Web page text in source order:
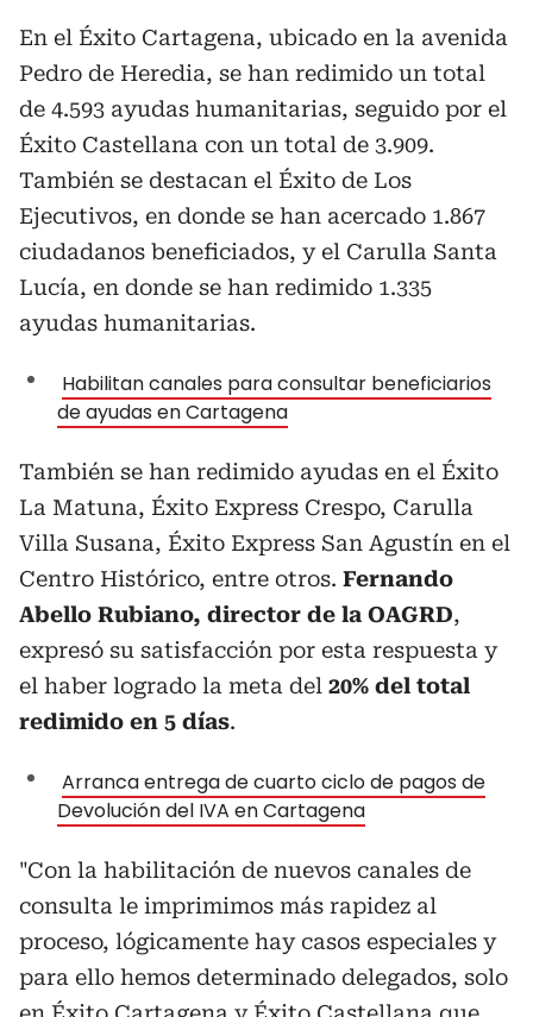
En el Éxito Cartagena, ubicado en la avenida
Pedro de Heredia, se han redimido un total
de 4.593 ayudas humanitarias, seguido por el
Éxito Castellana con un total de 3.909.
También se destacan el Éxito de Los
Ejecutivos, en donde se han acercado 1.867
ciudadanos beneficiados, y el Carulla Santa
Lucía, en donde se han redimido 1.335
ayudas humanitarias.
Habilitan canales para consultar beneficiarios
de ayudas en Cartagena
También se han redimido ayudas en el Éxito
La Matuna, Éxito Express Crespo, Carulla
Villa Susana, Éxito Express San Agustín en el
Centro Histórico, entre otros. Fernando
Abello Rubiano, director de la OAGRD,
expresó su satisfacción por esta respuesta y
el haber logrado la meta del 20% del total
redimido en 5 días.
Arranca entrega de cuarto ciclo de pagos de
Devolución del IVA en Cartagena
"Con la habilitación de nuevos canales de
consulta le imprimimos más rapidez al
proceso, lógicamente hay casos especiales y
para ello hemos determinado delegados, solo